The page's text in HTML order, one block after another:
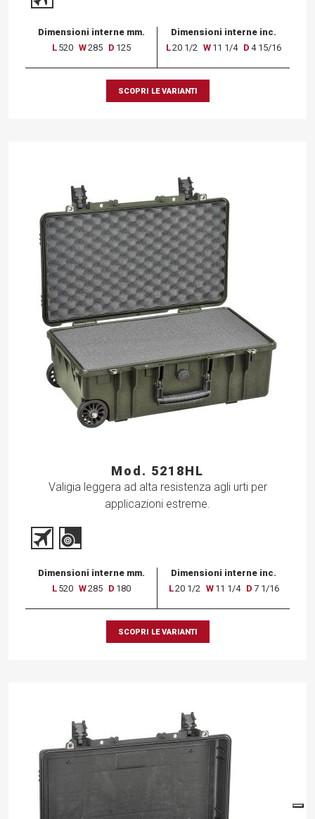
Dimensioni interne mm.
L 520 W285 D 125
Dimensioni interne inc.
L20 1/2 W 11 1/4 D 4 15/16
SCOPRI LE VARIANTI
Mod. 5218HL
Valigia leggera ad alta resistenza agli urti per
applicazioni estreme.
Dimensioni interne mm.
L 520 W285 D 180
Dimensioni interne inc.
L20 1/2 W 11 1/4 D 7 1/16
SCOPRI LE VARIANTI